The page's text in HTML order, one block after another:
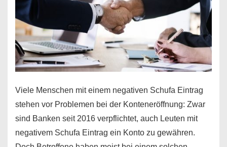
Viele Menschen mit einem negativen Schufa Eintrag
stehen vor Problemen bei der Konteneröffnung: Zwar
sind Banken seit 2016 verpflichtet, auch Leuten mit
negativem Schufa Eintrag ein Konto zu gewähren.